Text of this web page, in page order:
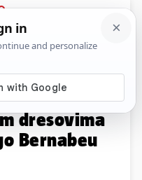
Komentari
Navijači
dresovima
Bernabeu